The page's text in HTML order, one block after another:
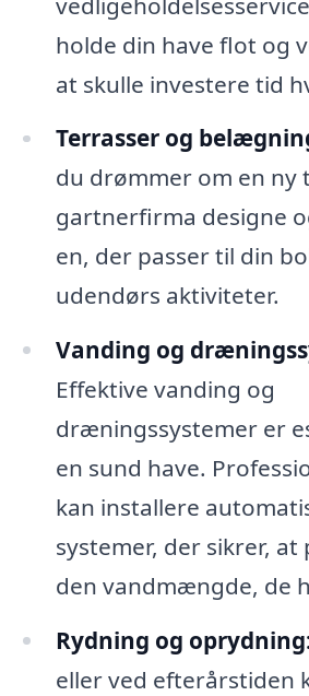
holde din have flot og
at skulle investere tid
Terrasser og
du drømmer om en ny
gartnerfirma designe
en, der passer til din
udendørs aktiviteter.
Vanding og
Effektive vanding og
dræningssystemer er
en sund have.
kan installere
systemer, der sikrer,
den vandmængde, de
Rydning og
eller ved efterårstiden